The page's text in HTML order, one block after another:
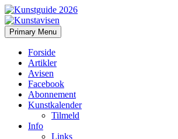
Kunstavisen
Search
Primary Menu Skip
to
Forside
Artikler
Avisen
Facebook
Abonnement
Kunstkalender
Tilmeld
Info
Links